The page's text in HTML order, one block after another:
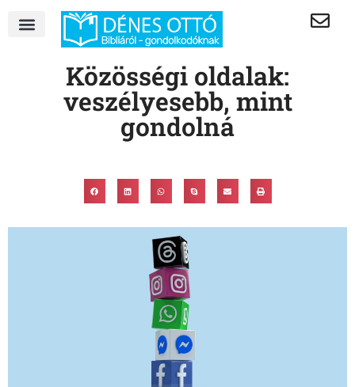
Közösségi oldalak:
veszélyesebb, mint
gondolná